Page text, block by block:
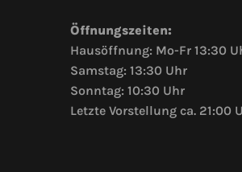
Öffnungszeiten:
Hausöffnung: Mo-Fr 13:30
Samstag: 13:30 Uhr
Sonntag: 10:30 Uhr
Letzte Vorstellung ca. 21:00